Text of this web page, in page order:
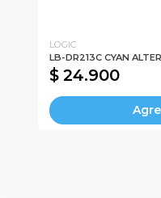
LOGIC
LB-DR213C CYAN
$ 24.900